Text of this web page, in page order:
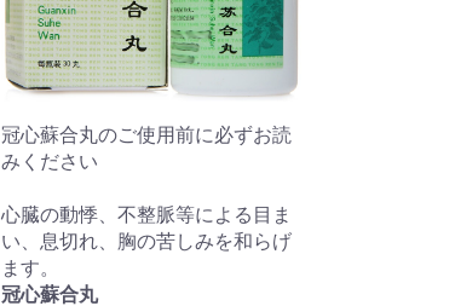
冠心蘇合丸のご使用前に必ずお読
みください
心臓の動悸、不整脈等による目ま
い、息切れ、胸の苦しみを和らげ
ます。
冠心蘇合丸